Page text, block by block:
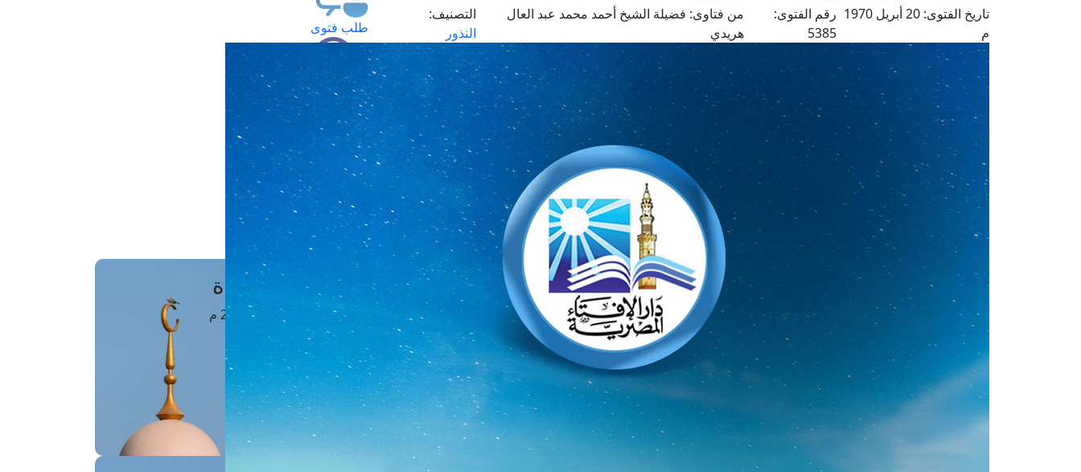
تاريخ الفتوى:
20 أبريل 1970
م
رقم الفتوى:
5385
من فتاوى: فضيلة الشيخ أحمد محمد عبد العال
هريدي
التصنيف:
النذور
طلب فتوى
استعلام عن فتوى
حجز موعد
الفتوى الهاتفية
مَواقِيتُ الصَّـــلاة
القاهرة · 09 أغسطس 2026 م
4 :43
الشروق
6 :18